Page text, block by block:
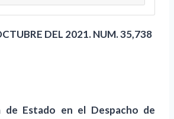
DEL 2021. NUM. 35,738
de Estado en el Despacho de